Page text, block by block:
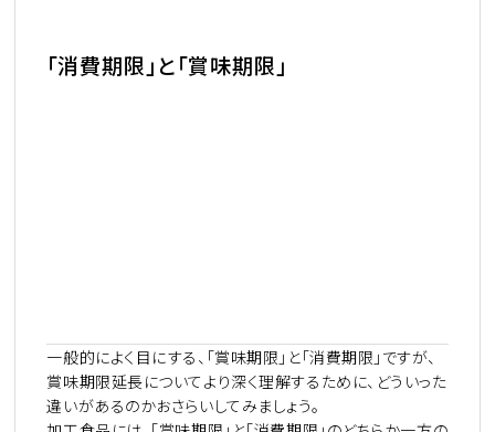
「消費期限」と「賞味期限」
一般的によく目にする、「賞味期限」と「消費期限」ですが、
賞味期限延長についてより深く理解するために、どういった
違いがあるのかおさらいしてみましょう。